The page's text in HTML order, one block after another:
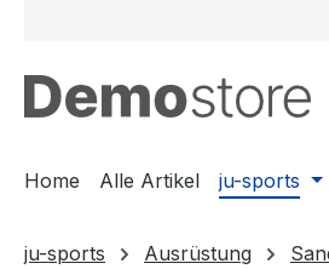
Home Alle Artikel ju-sports
ju-sports Ausrüstung